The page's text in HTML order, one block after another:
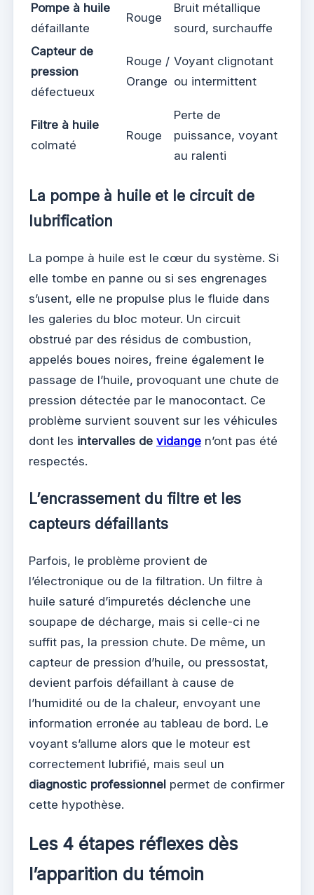
Pompe à huile
défaillante
Rouge
Bruit métallique
sourd, surchauffe
Capteur de
pression
défectueux
Rouge /
Orange
Voyant clignotant
ou intermittent
Filtre à huile
colmaté
Rouge
Perte de
puissance, voyant
au ralenti
La pompe à huile et le circuit de
lubrification
La pompe à huile est le cœur du système. Si
elle tombe en panne ou si ses engrenages
s’usent, elle ne propulse plus le fluide dans
les galeries du bloc moteur. Un circuit
obstrué par des résidus de combustion,
appelés boues noires, freine également le
passage de l’huile, provoquant une chute de
pression détectée par le manocontact. Ce
problème survient souvent sur les véhicules
dont les intervalles de vidange n’ont pas été
respectés.
L’encrassement du filtre et les
capteurs défaillants
Parfois, le problème provient de
l’électronique ou de la filtration. Un filtre à
huile saturé d’impuretés déclenche une
soupape de décharge, mais si celle-ci ne
suffit pas, la pression chute. De même, un
capteur de pression d’huile, ou pressostat,
devient parfois défaillant à cause de
l’humidité ou de la chaleur, envoyant une
information erronée au tableau de bord. Le
voyant s’allume alors que le moteur est
correctement lubrifié, mais seul un
diagnostic professionnel permet de confirmer
cette hypothèse.
Les 4 étapes réflexes dès
l’apparition du témoin